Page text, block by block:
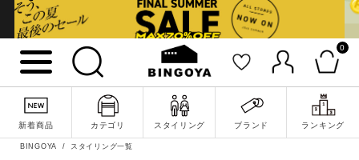
0
新着商品 カテゴリ スタイリング ブランド ランキング
BINGOYA スタイリング一覧